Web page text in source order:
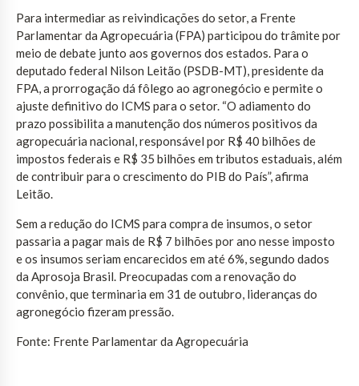
Para intermediar as reivindicações do setor, a Frente
Parlamentar da Agropecuária (FPA) participou do trâmite por
meio de debate junto aos governos dos estados. Para o
deputado federal Nilson Leitão (PSDB-MT), presidente da
FPA, a prorrogação dá fôlego ao agronegócio e permite o
ajuste definitivo do ICMS para o setor. “O adiamento do
prazo possibilita a manutenção dos números positivos da
agropecuária nacional, responsável por R$ 40 bilhões de
impostos federais e R$ 35 bilhões em tributos estaduais, além
de contribuir para o crescimento do PIB do País”, afirma
Leitão.
Sem a redução do ICMS para compra de insumos, o setor
passaria a pagar mais de R$ 7 bilhões por ano nesse imposto
e os insumos seriam encarecidos em até 6%, segundo dados
da Aprosoja Brasil. Preocupadas com a renovação do
convênio, que terminaria em 31 de outubro, lideranças do
agronegócio fizeram pressão.
Fonte: Frente Parlamentar da Agropecuária